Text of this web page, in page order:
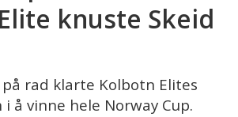
knuste Skeid
rad klarte Kolbotn Elites
å vinne hele Norway Cup.